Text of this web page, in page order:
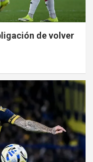
de volver